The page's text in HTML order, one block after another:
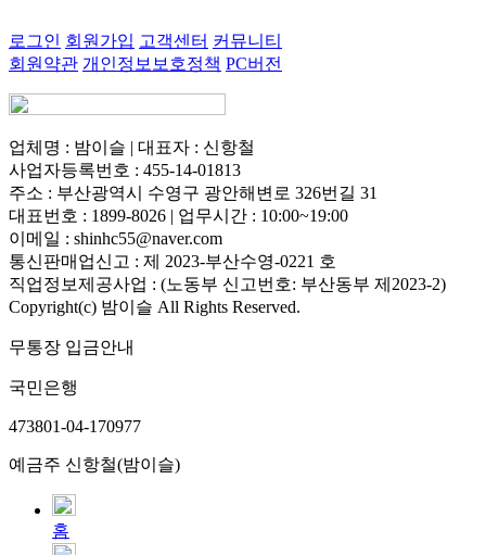
로그인 회원가입 고객센터 커뮤니티
회원약관 개인정보보호정책 PC버전
업체명 : 밤이슬 | 대표자 : 신항철
사업자등록번호 : 455-14-01813
주소 : 부산광역시 수영구 광안해변로 326번길 31
대표번호 : 1899-8026 | 업무시간 : 10:00~19:00
이메일 : shinhc55@naver.com
통신판매업신고 : 제 2023-부산수영-0221 호
직업정보제공사업 : (노동부 신고번호: 부산동부 제2023-2)
Copyright(c) 밤이슬 All Rights Reserved.
무통장 입금안내
국민은행
473801-04-170977
예금주 신항철(밤이슬)
홈